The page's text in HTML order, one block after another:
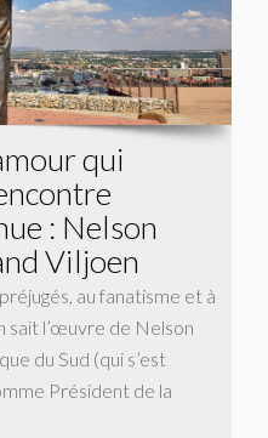
qui
: Nelson
Viljoen
au fanatisme et à
sait l’œuvre de Nelson
du Sud (qui s’est
Président de la